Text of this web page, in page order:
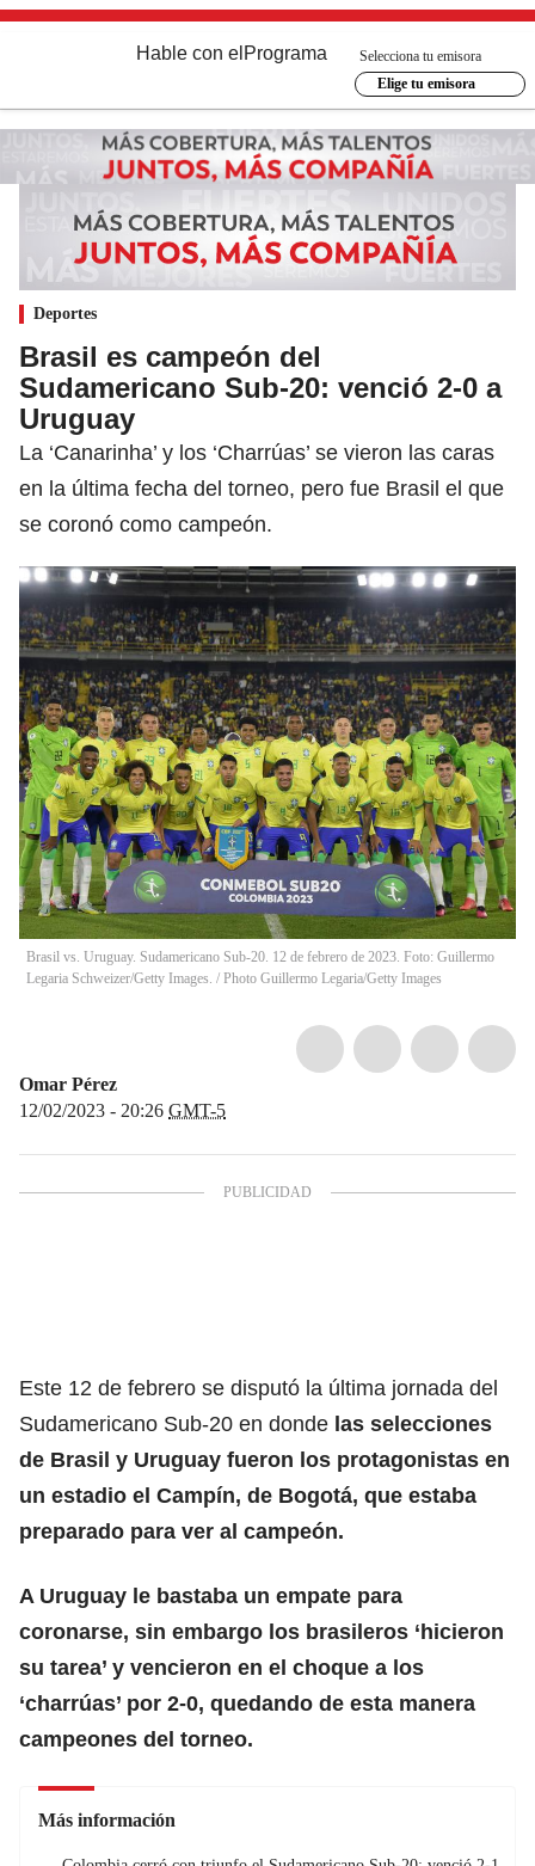
Hable con el Programa
Selecciona tu emisora
Elige tu emisora
Deportes
Brasil es campeón del
Sudamericano Sub-20: venció 2-0 a
Uruguay
La ‘Canarinha’ y los ‘Charrúas’ se vieron las caras
en la última fecha del torneo, pero fue Brasil el que
se coronó como campeón.
Brasil vs. Uruguay. Sudamericano Sub-20. 12 de febrero de 2023. Foto: Guillermo
Legaria Schweizer/Getty Images. / Photo Guillermo Legaria/Getty Images
Omar Pérez
12/02/2023 - 20:26 GMT-5
Este 12 de febrero se disputó la última jornada del
Sudamericano Sub-20 en donde las selecciones
de Brasil y Uruguay fueron los protagonistas en
un estadio el Campín, de Bogotá, que estaba
preparado para ver al campeón.
A Uruguay le bastaba un empate para
coronarse, sin embargo los brasileros ‘hicieron
su tarea’ y vencieron en el choque a los
‘charrúas’ por 2-0, quedando de esta manera
campeones del torneo.
Más información